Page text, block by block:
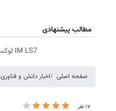
مطالب پیشنهادی
IM LS7 لوکس ترین شاسی بلند برقی ایران
صفحه اصلی اخبار دانش و فناوری
۱۷ نفر